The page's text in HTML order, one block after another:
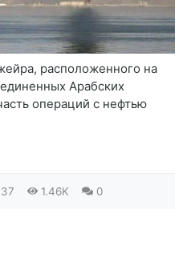
расположенного на
Арабских
операций с нефтью
1.46K 0